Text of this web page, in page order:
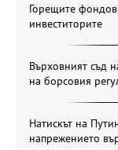
Горещите
инвеститорите
Върховният съд
на борсовия
Натискът на
напрежението